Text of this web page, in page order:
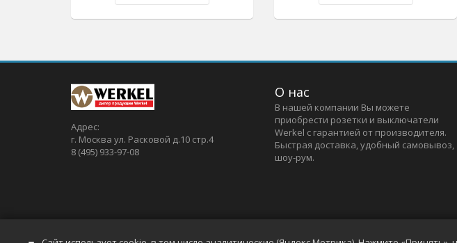
Адрес:
г. Москва ул. Расковой д.10 стр.4
8 (495) 933-97-08
О нас
В нашей компании Вы можете
приобрести розетки и выключатели
Werkel c гарантией от производителя.
Быстрая доставка, удобный самовывоз,
шоу-рум.